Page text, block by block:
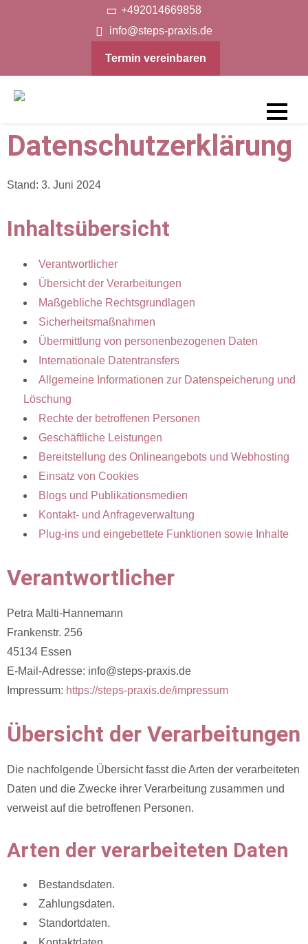
+492014669858
info@steps-praxis.de
Termin vereinbaren
Praxis
Datenschutzerklärung
Stand: 3. Juni 2024
Inhaltsübersicht
Verantwortlicher
Übersicht der Verarbeitungen
Maßgebliche Rechtsgrundlagen
Sicherheitsmaßnahmen
Übermittlung von personenbezogenen Daten
Internationale Datentransfers
Allgemeine Informationen zur Datenspeicherung und
Löschung
Rechte der betroffenen Personen
Geschäftliche Leistungen
Bereitstellung des Onlineangebots und Webhosting
Einsatz von Cookies
Blogs und Publikationsmedien
Kontakt- und Anfrageverwaltung
Plug-ins und eingebettete Funktionen sowie Inhalte
Verantwortlicher
Petra Malti-Hannemann
Frankenstr. 256
45134 Essen
E-Mail-Adresse: info@steps-praxis.de
Impressum: https://steps-praxis.de/impressum
Übersicht der Verarbeitungen
Die nachfolgende Übersicht fasst die Arten der verarbeiteten
Daten und die Zwecke ihrer Verarbeitung zusammen und
verweist auf die betroffenen Personen.
Arten der verarbeiteten Daten
Bestandsdaten.
Zahlungsdaten.
Standortdaten.